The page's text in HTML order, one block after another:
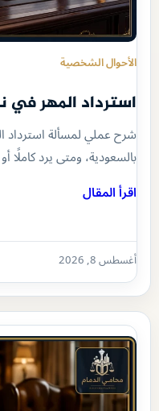
الأحوال الشخصية
استرداد المهر في
شرح عملي لمسألة استرداد
بالسعودية، ومتى يرد كاملًا
اقرأ المقال
أغسطس 8, 2026